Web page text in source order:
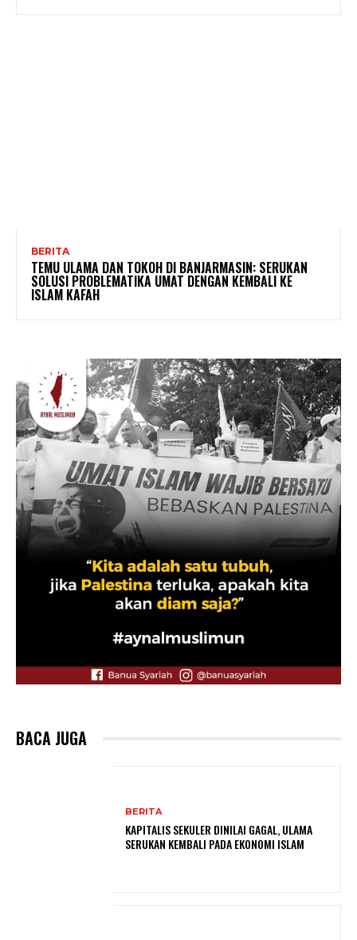
BERITA
TEMU ULAMA DAN TOKOH DI BANJARMASIN: SERUKAN
SOLUSI PROBLEMATIKA UMAT DENGAN KEMBALI KE
ISLAM KAFAH
BACA JUGA
BERITA
KAPITALIS SEKULER DINILAI GAGAL, ULAMA
SERUKAN KEMBALI PADA EKONOMI ISLAM